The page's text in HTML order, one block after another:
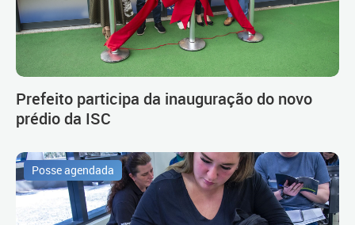
Prefeito participa da inauguração do novo
prédio da ISC
Posse agendada